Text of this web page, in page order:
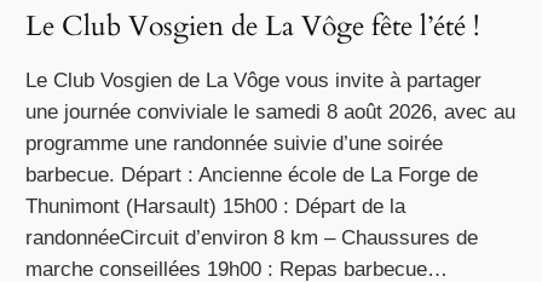
Le Club Vosgien de La Vôge fête l’été !
Le Club Vosgien de La Vôge vous invite à partager
une journée conviviale le samedi 8 août 2026, avec au
programme une randonnée suivie d’une soirée
barbecue. Départ : Ancienne école de La Forge de
Thunimont (Harsault) 15h00 : Départ de la
randonnéeCircuit d’environ 8 km – Chaussures de
marche conseillées 19h00 : Repas barbecue…